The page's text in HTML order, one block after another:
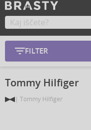
FILTER
Tommy Hilfiger
Tommy Hilfiger